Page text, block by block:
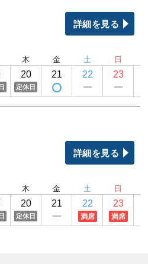
詳細を見る
木
20
定休日
金
21
土
22
日
23
詳細を見る
木
20
定休日
金
21
土
22
満席
日
23
満席